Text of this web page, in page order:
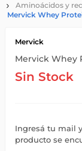
Aminoácidos y
Mervick Whey
Mervick
Mervick Whey
Sin Stock
Ingresá tu mail
producto se